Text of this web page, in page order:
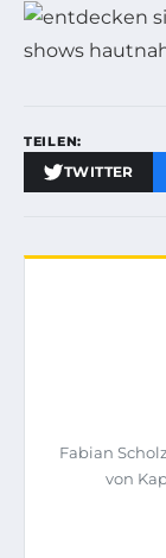
TEILEN:
TWITTER
Fabian
von